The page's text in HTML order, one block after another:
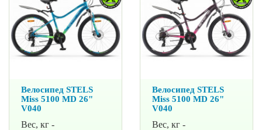
Велосипед STELS
Miss 5100 MD 26"
V040
Вес, кг -
Велосипед STELS
Miss 5100 MD 26"
V040
Вес, кг -